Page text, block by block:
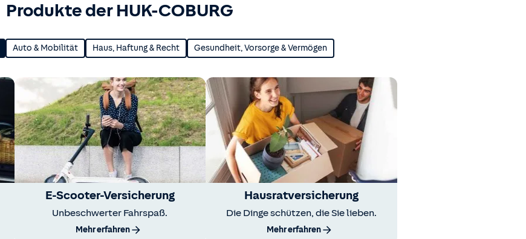
Produkte der HUK-COBURG
Auto & Mobilität Haus, Haftung & Recht Gesundheit, Vorsorge & Vermögen
E-Scooter-Versicherung
Unbeschwerter Fahrspaß.
Mehr erfahren
Hausratversicherung
Die Dinge schützen, die Sie lieben.
Mehr erfahren